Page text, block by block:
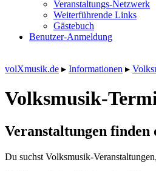
Veranstaltungs-Netzwerk
Weiterführende Links
Gästebuch
Benutzer-Anmeldung
volXmusik.de ▸ Informationen ▸
Volksmusik-
Veranstaltungen finden
Du suchst Volksmusik-